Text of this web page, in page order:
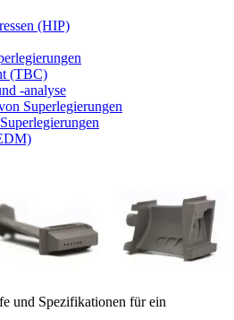
(HIP)
(TBC)
-analyse
Superlegierungen
und Spezifikationen für ein